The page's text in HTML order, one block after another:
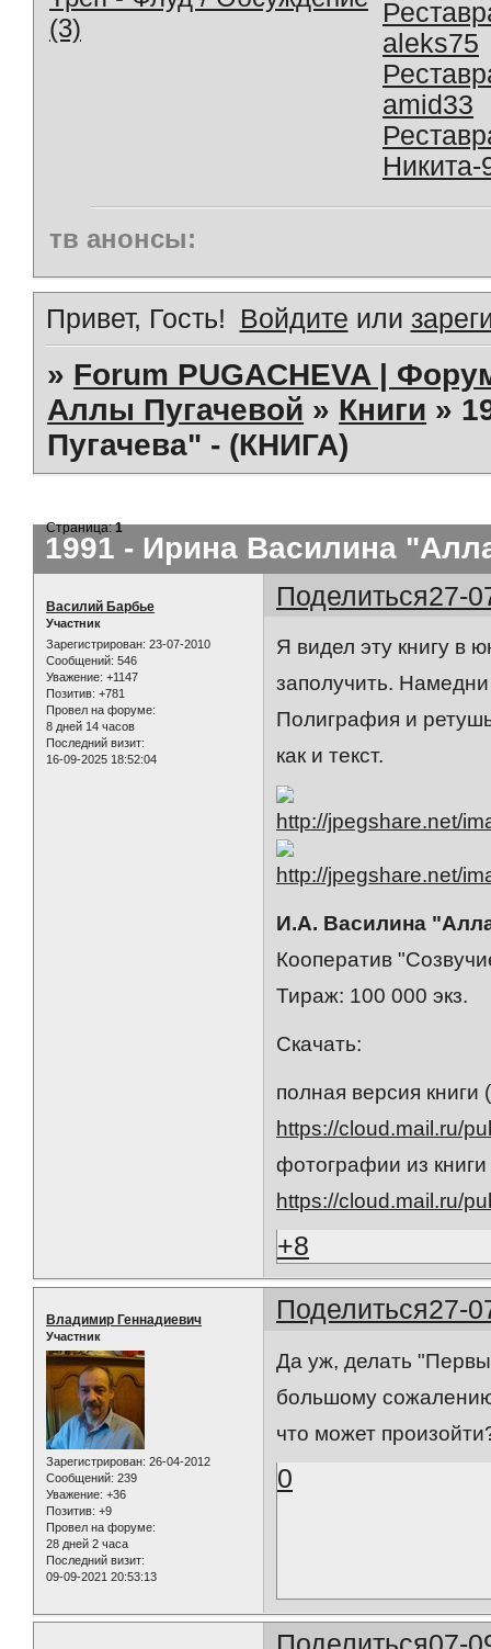
(3)
aleks75
amid33
Никита-
тв анонсы:
Привет, Гость! Войдите или
» Forum PUGACHEVA |
Аллы Пугачевой » Книги »
Пугачева" - (КНИГА)
1991 - Ирина Василина
Страница:1
Поделиться27-
Василий Барбье
Участник
Зарегистрирован: 23-07-2010
Сообщений: 546
Уважение: +1147
Позитив: +781
Провел на форуме:
8 дней 14 часов
Последний визит:
16-09-2025 18:52:04
Я видел эту книгу в
заполучить.
Полиграфия и
как и текст.
И.А. Василина
Кооператив
Тираж: 100 000 экз.
Скачать:
полная версия книги
https://cloud.mail.ru/
фотографии из
https://cloud.mail.ru/
+8
Поделиться27-
Владимир Геннадиевич
Участник
Зарегистрирован: 26-04-2012
Сообщений: 239
Уважение: +36
Позитив: +9
Провел на форуме:
28 дней 2 часа
Последний визит:
09-09-2021 20:53:13
Да уж, делать
большому
что может
0